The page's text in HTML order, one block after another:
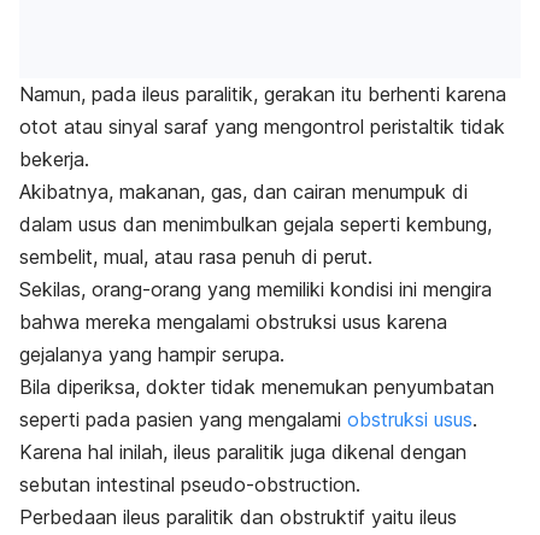
Namun, pada ileus paralitik, gerakan itu berhenti karena
otot atau sinyal saraf yang mengontrol peristaltik tidak
bekerja.
Akibatnya, makanan, gas, dan cairan menumpuk di
dalam usus dan menimbulkan gejala seperti kembung,
sembelit, mual, atau rasa penuh di perut.
Sekilas, orang-orang yang memiliki kondisi ini mengira
bahwa mereka mengalami obstruksi usus karena
gejalanya yang hampir serupa.
Bila diperiksa, dokter tidak menemukan penyumbatan
seperti pada pasien yang mengalami obstruksi usus.
Karena hal inilah, ileus paralitik juga dikenal dengan
sebutan intestinal pseudo-obstruction.
Perbedaan ileus paralitik dan obstruktif yaitu ileus